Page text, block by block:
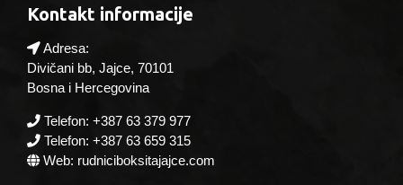
Kontakt informacije
Adresa:
Divičani bb, Jajce, 70101
Bosna i Hercegovina
Telefon: +387 63 379 977
Telefon: +387 63 659 315
Web: rudniciboksitajajce.com